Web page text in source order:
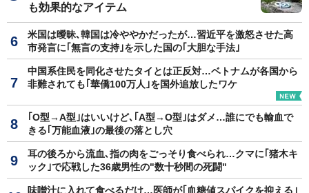
も効果的なアイテム
米国は曖昧､韓国は冷ややかだったが…習近平を激怒させた高
市発言に｢無言の支持｣を示した国の｢大胆な手法｣
中国系住民を同化させたタイとは正反対…ベトナムが各国から
非難されても｢華僑100万人｣を国外追放したワケ
｢O型→A型｣はいいけど､｢A型→O型｣はダメ…誰にでも輸血で
きる｢万能血液｣の最後の落とし穴
耳の後ろから流血､指の肉をごっそり食べられ…クマに｢猪木キ
ック｣で応戦した36歳男性の"数十秒間の死闘"
味噌汁に入れて食べるだけ…医師が｢血糖値スパイクを抑える｣